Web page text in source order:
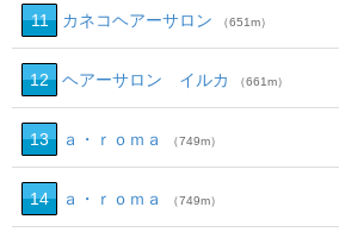
11 カネコヘアーサロン （651m）
12 ヘアーサロン イルカ （661m）
13 ａ・ｒｏｍａ （749m）
14 ａ・ｒｏｍａ （749m）